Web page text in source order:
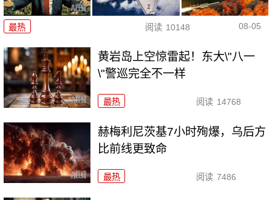
最热 阅读 10148 08-05
黄岩岛上空惊雷起！东大\"八一
\"警巡完全不一样
最热 阅读 14768
赫梅利尼茨基7小时殉爆，乌后方
比前线更致命
最热 阅读 7486